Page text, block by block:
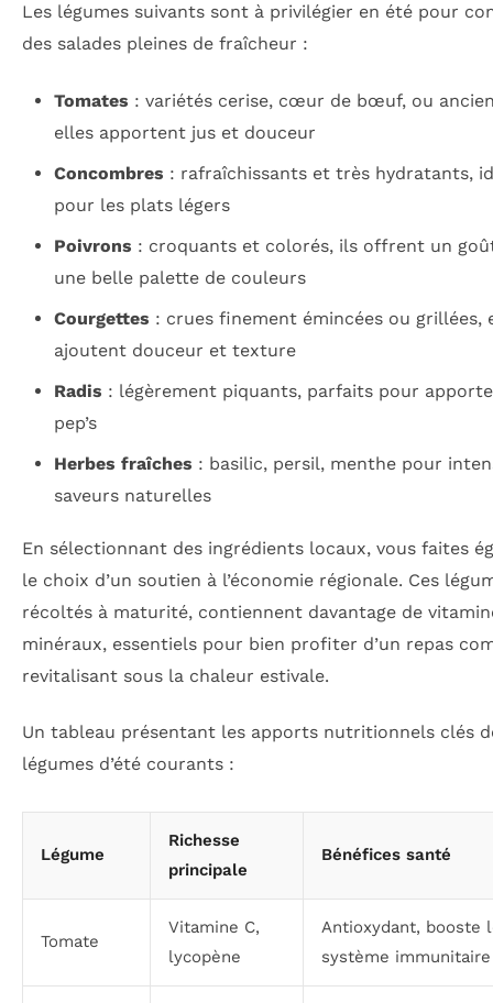
Les légumes suivants sont à privilégier en été pour
des salades pleines de fraîcheur :
Tomates : variétés cerise, cœur de bœuf, ou
elles apportent jus et douceur
Concombres : rafraîchissants et très hydratants,
pour les plats légers
Poivrons : croquants et colorés, ils offrent un
une belle palette de couleurs
Courgettes : crues finement émincées ou grillées,
ajoutent douceur et texture
Radis : légèrement piquants, parfaits pour
pep’s
Herbes fraîches : basilic, persil, menthe pour
saveurs naturelles
En sélectionnant des ingrédients locaux, vous faites
le choix d’un soutien à l’économie régionale. Ces
récoltés à maturité, contiennent davantage de
minéraux, essentiels pour bien profiter d’un repas
revitalisant sous la chaleur estivale.
Un tableau présentant les apports nutritionnels clés
légumes d’été courants :
Légume
Richesse
principale
Bénéfices santé
Tomate
Vitamine C,
lycopène
Antioxydant, booste
système immunitaire